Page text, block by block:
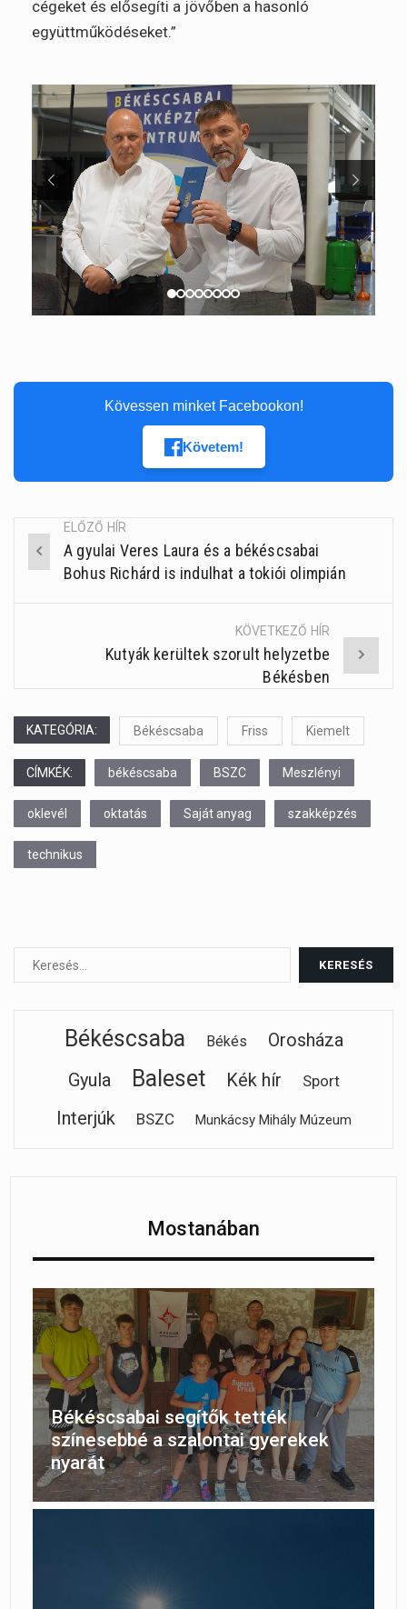
cégeket és elősegíti a jövőben a hasonló
együttműködéseket.”
Kövessen minket Facebookon!
Követem!
Post
navigation
ELŐZŐ HÍR
A gyulai Veres Laura és a békéscsabai
Bohus Richárd is indulhat a tokiói olimpián
KÖVETKEZŐ HÍR
Kutyák kerültek szorult helyzetbe
Békésben
KATEGÓRIA: Békéscsaba Friss Kiemelt
CÍMKÉK: békéscsaba BSZC Meszlényi
oklevél oktatás Saját anyag szakképzés
technikus
Békéscsaba Békés
Orosháza
Gyula
Baleset Kék hír Sport
Interjúk BSZC Munkácsy Mihály Múzeum
Mostanában
Békéscsabai segítők tették
színesebbé a szalontai gyerekek
nyarát